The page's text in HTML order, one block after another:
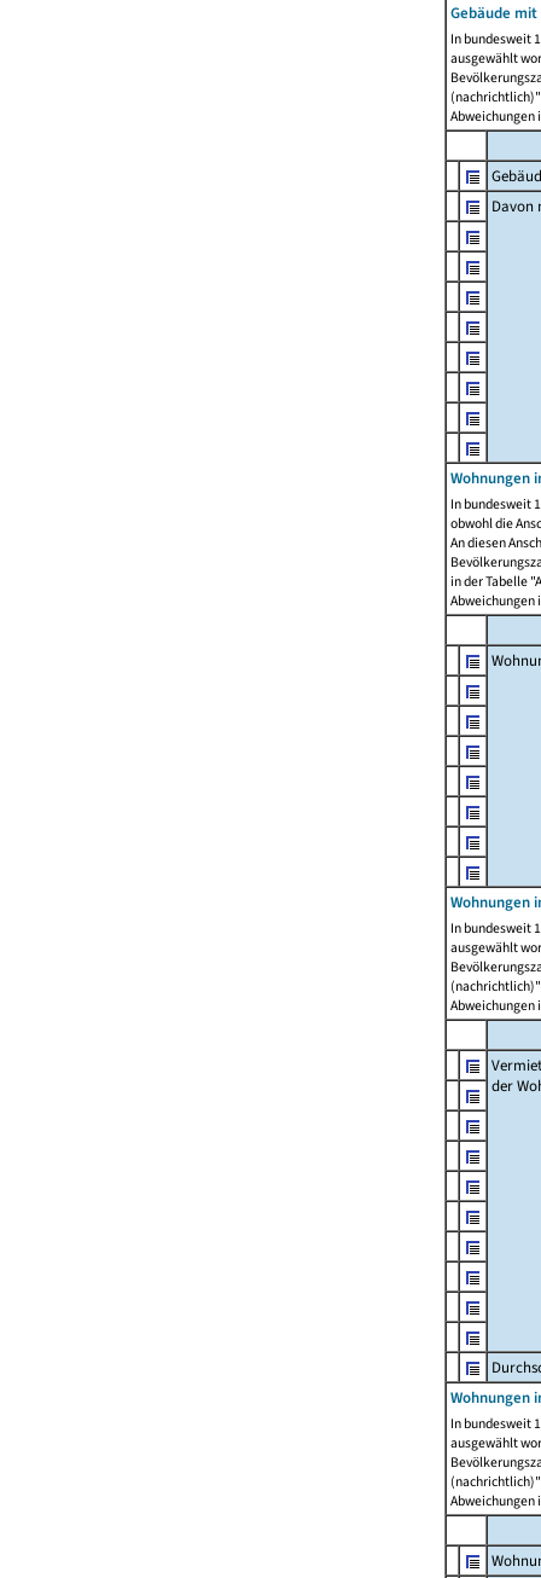
Gebäude
In bundesweit
ausgewählt
Abweichungen
Davon
Wohnungen
In bundesweit
obwohl die
An diesen
in der Tabelle
Abweichungen
Wohnungen
In bundesweit
ausgewählt
Abweichungen
der
Wohnungen
In bundesweit
ausgewählt
Abweichungen